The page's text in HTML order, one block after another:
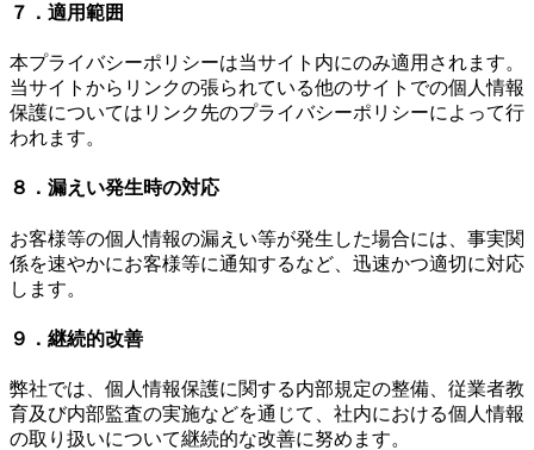
７．適用範囲
本プライバシーポリシーは当サイト内にのみ適用されます。
当サイトからリンクの張られている他のサイトでの個人情報
保護についてはリンク先のプライバシーポリシーによって行
われます。
８．漏えい発生時の対応
お客様等の個人情報の漏えい等が発生した場合には、事実関
係を速やかにお客様等に通知するなど、迅速かつ適切に対応
します。
９．継続的改善
弊社では、個人情報保護に関する内部規定の整備、従業者教
育及び内部監査の実施などを通じて、社内における個人情報
の取り扱いについて継続的な改善に努めます。